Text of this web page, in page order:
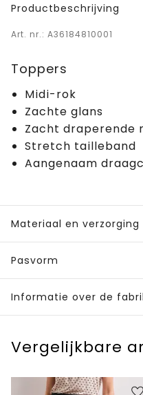
Productbeschrijving
Art. nr.: A36184810001
Toppers
Midi-rok
Zachte glans
Zacht draperende
Stretch tailleband
Aangenaam
Materiaal en verzorging
Pasvorm
Informatie over de
Vergelijkbare